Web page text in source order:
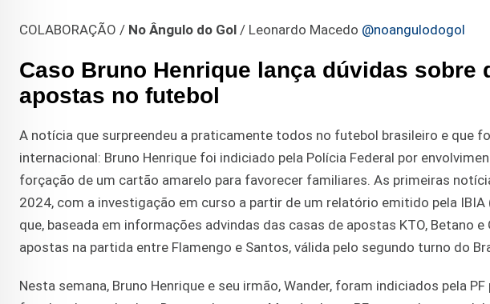
COLABORAÇÃO / No Ângulo do Gol / Leonardo Macedo @noangulodogol
Caso Bruno Henrique lança dúvidas sobre
apostas no futebol
A notícia que surpreendeu a praticamente todos no futebol brasileiro e que
internacional: Bruno Henrique foi indiciado pela Polícia Federal por
forçação de um cartão amarelo para favorecer familiares. As primeiras
2024, com a investigação em curso a partir de um relatório emitido pela
que, baseada em informações advindas das casas de apostas KTO, Betano
apostas na partida entre Flamengo e Santos, válida pelo segundo turno do
Nesta semana, Bruno Henrique e seu irmão, Wander, foram indiciados pela